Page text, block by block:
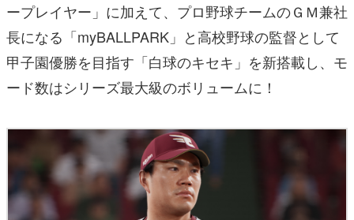
ープレイヤー」に加えて、プロ野球チームのＧＭ兼社
長になる「myBALLPARK」と高校野球の監督として
甲子園優勝を目指す「白球のキセキ」を新搭載し、モ
ード数はシリーズ最大級のボリュームに！